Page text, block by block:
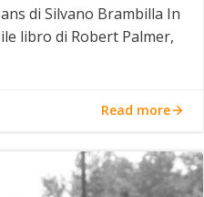
di Silvano Brambilla In
libro di Robert Palmer,
Read more